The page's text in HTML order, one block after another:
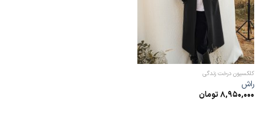
کلکسیون درخت زندگی
راش
8,950,000تومان